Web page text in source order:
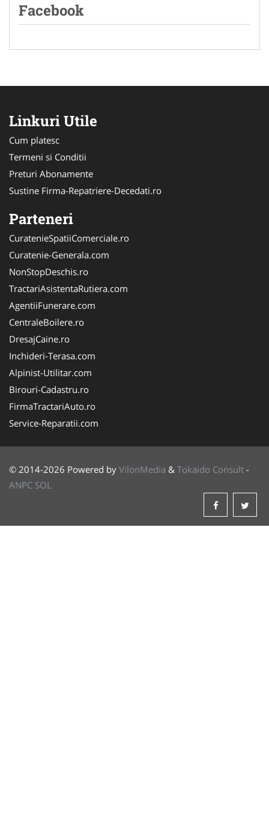
Facebook
Linkuri Utile
Cum platesc
Termeni si Conditii
Preturi Abonamente
Sustine Firma-Repatriere-Decedati.ro
Parteneri
CuratenieSpatiiComerciale.ro
Curatenie-Generala.com
NonStopDeschis.ro
TractariAsistentaRutiera.com
AgentiiFunerare.com
CentraleBoilere.ro
DresajCaine.ro
Inchideri-Terasa.com
Alpinist-Utilitar.com
Birouri-Cadastru.ro
FirmaTractariAuto.ro
Service-Reparatii.com
© 2014-2026 Powered by VilonMedia & Tokaido Consult -
ANPC SOL